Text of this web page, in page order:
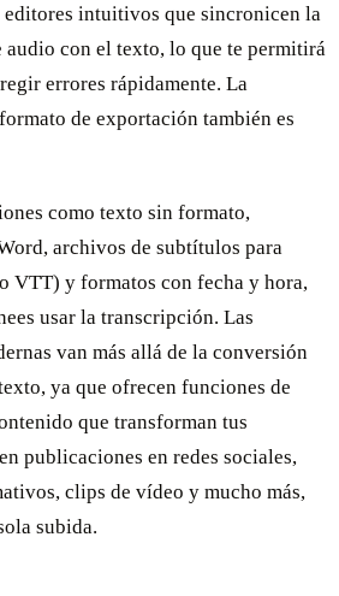
editores intuitivos que sincronicen la
audio con el texto, lo que te permitirá
errores rápidamente. La
de exportación también es
como texto sin formato,
archivos de subtítulos para
VTT) y formatos con fecha y hora,
usar la transcripción. Las
van más allá de la conversión
ya que ofrecen funciones de
que transforman tus
publicaciones en redes sociales,
clips de vídeo y mucho más,
subida.